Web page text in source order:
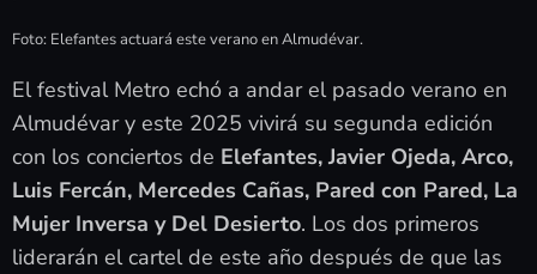
Foto: Elefantes actuará este verano en Almudévar.
El festival Metro echó a andar el pasado verano en
Almudévar y este 2025 vivirá su segunda edición
con los conciertos de Elefantes, Javier Ojeda, Arco,
Luis Fercán, Mercedes Cañas, Pared con Pared, La
Mujer Inversa y Del Desierto. Los dos primeros
liderarán el cartel de este año después de que las